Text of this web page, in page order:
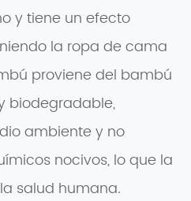
y tiene un efecto
la ropa de cama
proviene del bambú
biodegradable,
ambiente y no
nocivos, lo que la
salud humana.